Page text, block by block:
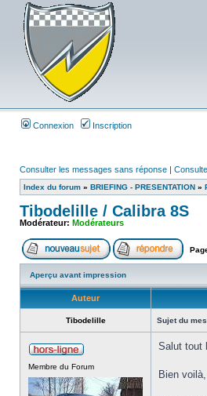
Connexion Inscription
Consulter les messages sans réponse |
Index du forum » BRIEFING - PRESENTATION »
Tibodelille / Calibra 8S
Modérateur: Modérateurs
Aperçu avant impression
Auteur
Tibodelille Sujet du
Membre du Forum
Salut tout
Bien